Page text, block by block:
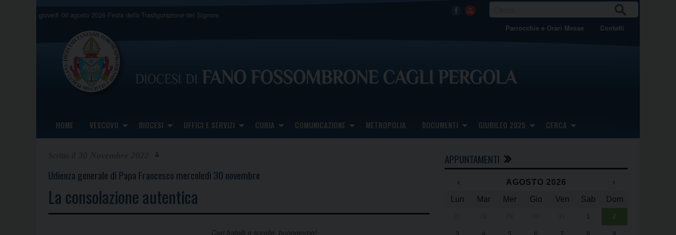
giovedì 06 agosto 2026 Festa della Trasfigurazione del Signore Facebook
Youtube CA
Parrocchie e Orari Messe Contatti
HOME VESCOVO DIOCESI UFFICI E SERVIZI CURIA COMUNICAZIONE METROPOLIA DOCUMENTI GIUBILEO 2025 CERCA
Udienza generale di Papa Francesco mercoledì 30 novembre
La consolazione autentica
Cari fratelli e sorelle, buongiorno!
APPUNTAMENTI
‹ AGOSTO 2026
›
Lun
Mar Mer Gio Ven Sab Dom
1 2